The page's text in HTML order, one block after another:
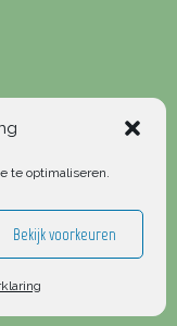
te optimaliseren.
Bekijk voorkeuren